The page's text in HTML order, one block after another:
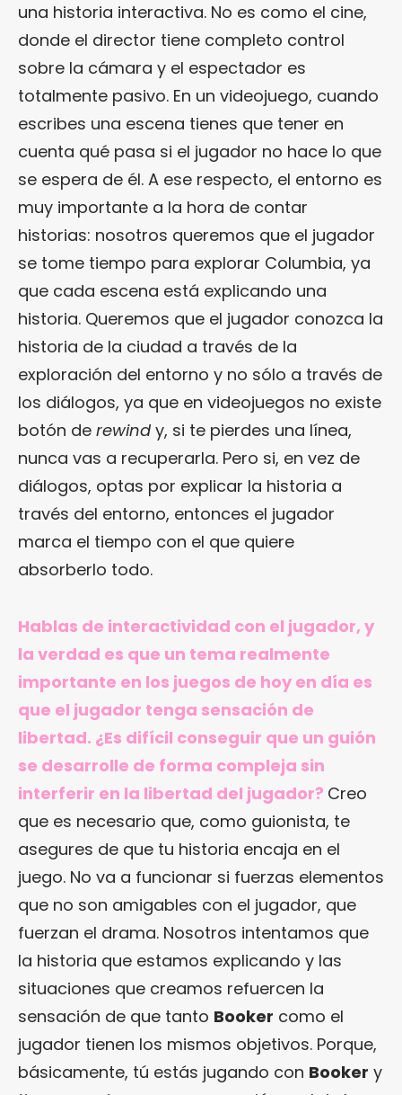
una historia interactiva. No es como el cine,
donde el director tiene completo control
sobre la cámara y el espectador es
totalmente pasivo. En un videojuego, cuando
escribes una escena tienes que tener en
cuenta qué pasa si el jugador no hace lo que
se espera de él. A ese respecto, el entorno es
muy importante a la hora de contar
historias: nosotros queremos que el jugador
se tome tiempo para explorar Columbia, ya
que cada escena está explicando una
historia. Queremos que el jugador conozca la
historia de la ciudad a través de la
exploración del entorno y no sólo a través de
los diálogos, ya que en videojuegos no existe
botón de rewindy, si te pierdes una línea,
nunca vas a recuperarla. Pero si, en vez de
diálogos, optas por explicar la historia a
través del entorno, entonces el jugador
marca el tiempo con el que quiere
absorberlo todo.
Hablas de interactividad con el jugador, y
la verdad es que un tema realmente
importante en los juegos de hoy en día es
que el jugador tenga sensación de
libertad. ¿Es difícil conseguir que un guión
se desarrolle de forma compleja sin
interferir en la libertad del jugador? Creo
que es necesario que, como guionista, te
asegures de que tu historia encaja en el
juego. No va a funcionar si fuerzas elementos
que no son amigables con el jugador, que
fuerzan el drama. Nosotros intentamos que
la historia que estamos explicando y las
situaciones que creamos refuercen la
sensación de que tanto Booker como el
jugador tienen los mismos objetivos. Porque,
básicamente, tú estás jugando con Booker y